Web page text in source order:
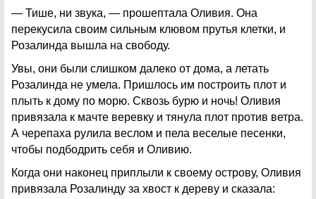
— Тише, ни звука, — прошептала Оливия. Она
перекусила своим сильным клювом прутья клетки, и
Розалинда вышла на свободу.
Увы, они были слишком далеко от дома, а летать
Розалинда не умела. Пришлось им построить плот и
плыть к дому по морю. Сквозь бурю и ночь! Оливия
привязала к мачте веревку и тянула плот против ветра.
А черепаха рулила веслом и пела веселые песенки,
чтобы подбодрить себя и Оливию.
Когда они наконец приплыли к своему острову, Оливия
привязала Розалинду за хвост к дереву и сказала: